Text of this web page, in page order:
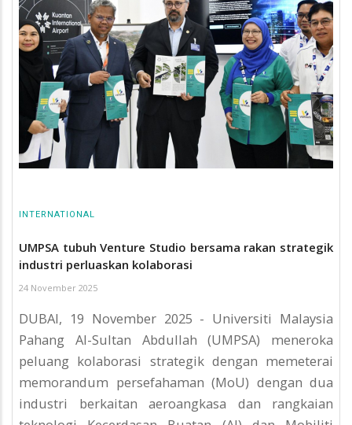
INTERNATIONAL
UMPSA tubuh Venture Studio bersama rakan strategik
industri perluaskan kolaborasi
24 November 2025
DUBAI, 19 November 2025 - Universiti Malaysia
Pahang Al-Sultan Abdullah (UMPSA) meneroka
peluang kolaborasi strategik dengan memeterai
memorandum persefahaman (MoU) dengan dua
industri berkaitan aeroangkasa dan rangkaian